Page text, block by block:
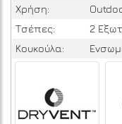
Χρήση:
Τσέπες:
2
Κουκούλα: